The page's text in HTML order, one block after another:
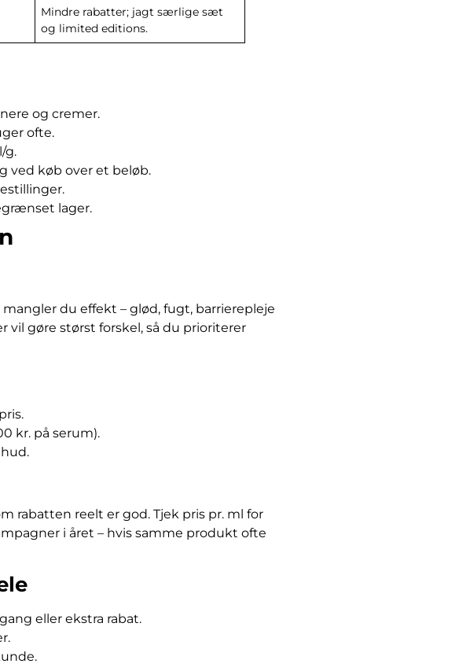
Mindre rabatter; jagt særlige sæt
og limited editions.
og cremer.
ofte.
g.
ved køb over et beløb.
lager.
du effekt – glød, fugt, barrierepleje
gøre størst forskel, så du prioriterer
kr. på serum).
rabatten reelt er god. Tjek pris pr. ml for
i året – hvis samme produkt ofte
eller ekstra rabat.